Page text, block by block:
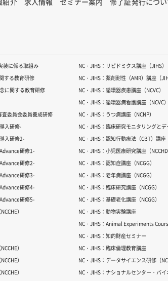
装に係る取組み
する教育研修
に関する教育研修
委員会委員養成研修
入研修-
入研修2-
研修1-
研修2-
研修3-
研修4-
研修5-
）
）
）
）
NC・JIHS：リピドミクス講座（JIHS）
NC・JIHS：薬剤耐性（AMR）講座（
NC・JIHS：循環器疾患講座（NCVC）
NC・JIHS：循環器病看護講座（NCVC）
NC・JIHS：うつ病講座（NCNP）
NC・JIHS：臨床研究モニタリングとデ
NC・JIHS：認知行動療法（CBT）講座
NC・JIHS：小児医療研究講座（NCCHD
NC・JIHS：認知症講座（NCGG）
NC・JIHS：老年病講座（NCGG）
NC・JIHS：臨床研究講座（NCGG）
NC・JIHS：基礎老化講座（NCGG）
NC・JIHS：動物実験講座
NC・JIHS：Animal Experiments
NC・JIHS：知的財産セミナー
NC・JIHS：臨床倫理教育講座
NC・JIHS：データサイエンス研修（
NC・JIHS：ナショナルセンター・バ